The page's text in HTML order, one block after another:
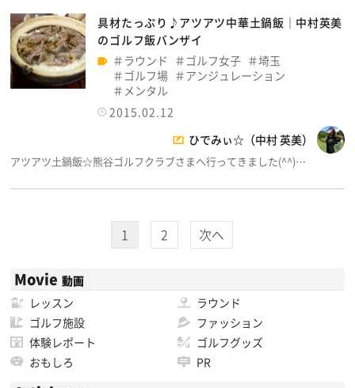
具材たっぷり♪アツアツ中華土鍋飯│中村英美
のゴルフ飯バンザイ
ラウンド
ゴルフ女子
埼玉
ゴルフ場
アンジュレーション
メンタル
2015.02.12
ひでみぃ☆（中村 英美）
アツアツ土鍋飯☆熊谷ゴルフクラブさまへ行ってきました(^^)…
1 2 次へ
Movie 動画
レッスン
ラウンド
ゴルフ施設
ファッション
体験レポート
ゴルフグッズ
おもしろ
PR